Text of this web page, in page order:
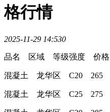
格行情
2025-11-29 14:530
品名 区域 等级强度 价
混凝土 龙华区 C20
混凝土 龙华区 C25